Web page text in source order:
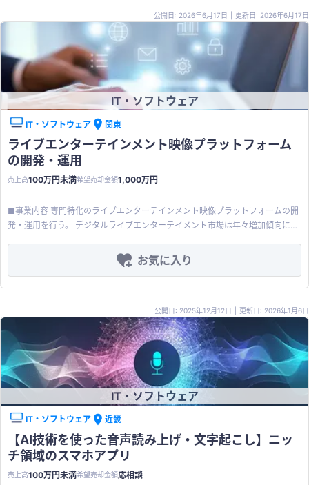
ンティブ設定が可能。キャッシュフローの改善に貢献。 ・ポイント機能：ポイ
ント付与率は導入店で任意設定が可能。他法人とのポイント共有にも柔軟に対
応可能。 ・顧客管理機能（有料オプション）：POS連携で顧客情報のデータ化
に対応。顧客属性に基づくターゲティングメール配信が可能。 ・顧客の囲い込
み：原則自店のみでの利用、チャージインセンティブ、ポイント制度の総合力
で顧客囲い込みに非常に有効。 ・市場の成長性：キャッシュレス決済の浸透に
伴い、底堅い需要が期待できる。QR決済やクレジットカードよりも心理的に
現金との距離が近く、シニアや子供向けで活用が期待できる。 【その他、特
別な支援内容】 ※ご希望の場合は代表が導入コンサルティングとして本アプリ
ケーションの営業やマーケティングのノウハウを提供します。 ※ご希望の場合
は有料にて保守サービスをご提供します。
検索・引用：カメラで本を撮影し、本の情報をAPIで取得、入力フォームに引
用。 テキストからマスタ検索・引用：テキストを入力し、本の情報をAPIで取
得、入力フォームに引用。 撮影したバーコードからマスタ検索・引用：カメラ
でバーコードを撮影し、本の情報をAPIで取得、入力フォームに引用。 ISBN・
ISSN手入力してマスタ検索・引用：ISBN・ISSNを入力し、本の情報をAPIで
取得、入力フォームに引用。 出品参考価格：上記機能でマスターに紐づけるこ
とができた本は、Amazonの価格を取得し表示。 通報：不適切な商品やコメン
トを管理者に通報。 画像認識：商品写真からソフトウェアが書籍のタイトルを
自動で認識、書籍情報データベースに含まれる書籍のタイトルと比較参照、一
致する書籍タイトルに紐付く、出版社、著者、初版発行時期、 廃盤/新盤、発
行部数などの情報を自動入力します。本件に関わる特許技術も譲渡対象です。
場情報を共有。 ⼤量出品：簡単、スピーディーな出店を実現する連続バーコー
た本、読んだ本、読みたい本などを管理しながら他⼈とも共有。 6つの履歴等
確認：出品商品、購入商品、閲覧履歴、売上履歴、ポイント履歴、振込履歴 入
力レス商品登録：ISBN（バーコード）で検索、蔵書引用、文字検索 エスクロ
ーシステム：プラットフォーマーが一旦、売上代金を預かることで支払いトラ
ブルを防止。 匿名配送：出品者と購入者がお互いの名前や住所を知らせずにお
取引が可能 蔵書：表紙、登録日、発売日、ジャンル等の管理 ポイント機能：
イントを利用可能 他のユーザーの管理：他のユーザーについて取引メッセー
ジ、ブロック、フォローなど設定が可能 ※以下手続きを譲渡代金に含みます。
・契約事務手続き費用 ・専用サーバー維持・移管手続き費用 ・ドメイン及び
SSL維持・移管手続き費用 【強み・アピールポイント】 ※書籍に特化したＵ
Ｉ・ＵＸ及び機能完備（メルカリに比べて圧倒的に書籍販売にこだわった機能
実装済み） ※「アナログレコードに特化したフリマアプリ（スマートフォン）
や同Webサービスを開発したメンバーが、満を持して書籍に特化したフリマ
Webサービスを開発リリースしました」 【その他、特別な支援内容】 ※ご希望
の場合は有料にて保守サービスをご提供します。
設備（リース引継ぎ）、公式会員アプリ（約800会員）、HP（AIブログ機能付
き）、在庫等 〇補足事項 FC加盟店のため、買い手がFCブランドを引き継ぐ場
合はFC本部との新規加盟手続きが必要
公開日: 2026年6月17日 更新日: 2026年6月17日
IT・ソフトウェア
IT・ソフトウェア 関東
ライブエンターテインメント映像プラットフォーム
の開発・運用
売上高100万円未満希望売却金額1,000万円
■事業内容 専門特化のライブエンターテインメント映像プラットフォームの開
発・運用を行う。 デジタルライブエンターテイメント市場は年々増加傾向にあ
フォン向けアプリケーション ・過去アーカイブ配信、ライブ配信が可能 ・動
画毎に無料有料の設定可、配信チケット、ギフティング、グッズ購入が可能 ■
買収直後から低コストかつスムーズな事業運営の引継ぎが可能 ■売却希望金額
1,000万円 システム構築に伴う投資額相当 事業譲渡もご相談可能 ■補足事項
現状、アプリの配信を停止しているが、すぐに再開可能 売却後、アプリケーシ
ョンが正常に稼働することを一定期間保証可
お気に入り
公開日: 2025年12月12日 更新日: 2026年1月6日
IT・ソフトウェア
IT・ソフトウェア 近畿
【AI技術を使った音声読み上げ・文字起こし】ニッ
チ領域のスマホアプリ
売上高100万円未満希望売却金額応相談